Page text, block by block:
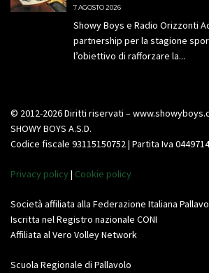
7 AGOSTO 2026
Showy Boys e Radio Orizzonti
partnership per la stagione
l’obiettivo di rafforzare la...
© 2012-2026 Diritti riservati –
SHOWY BOYS A.S.D.
Codice fiscale 93115150752 | Partita Iva
Privacy policy | Cookie policy
Società affiliata alla Federazione Italiana
Iscritta nel Registro nazionale CONI
Affiliata al Vero Volley Network
Scuola Regionale di Pallavolo